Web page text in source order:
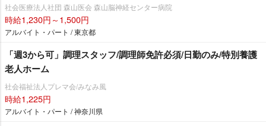
社会医療法人社団 森山医会 森山脳神経センター病院
時給1,230円～1,500円
アルバイト・パート / 東京都
「週3から可」調理スタッフ/調理師免許必須/日勤のみ/特別養護
老人ホーム
社会福祉法人プレマ会/みなみ風
時給1,225円
アルバイト・パート / 神奈川県